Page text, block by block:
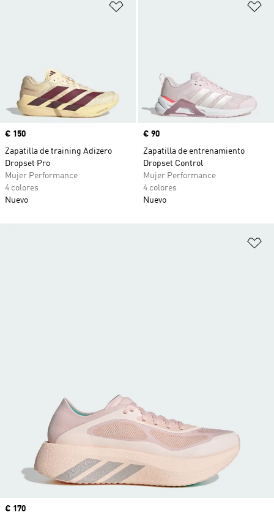
Precio
€ 150
Zapatilla de training Adizero
Dropset Pro
Mujer Performance
4 colores
Nuevo
Precio
€ 90
Zapatilla de entrenamiento
Dropset Control
Mujer Performance
4 colores
Nuevo
Precio
€ 170